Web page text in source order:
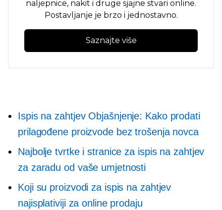
naljepnice, nakit i druge sjajne stvari online.
Postavljanje je brzo i jednostavno.
Saznajte više
Ispis na zahtjevObjašnjenje: Kako prodati
prilagođene proizvode bez trošenja novca
Najbolje tvrtke i stranice za ispis na zahtjev
za zaradu od vaše umjetnosti
Koji su proizvodi za ispis na zahtjev
najisplativiji za online prodaju